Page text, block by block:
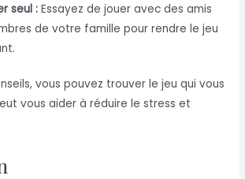
seul : Essayez de jouer avec des amis
de votre famille pour rendre le jeu
vous pouvez trouver le jeu qui vous
vous aider à réduire le stress et